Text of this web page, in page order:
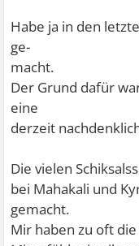
Habe ja in den
ge-
macht.
Der Grund dafür
eine
derzeit
Die vielen
bei Mahakali und
gemacht.
Mir haben zu oft